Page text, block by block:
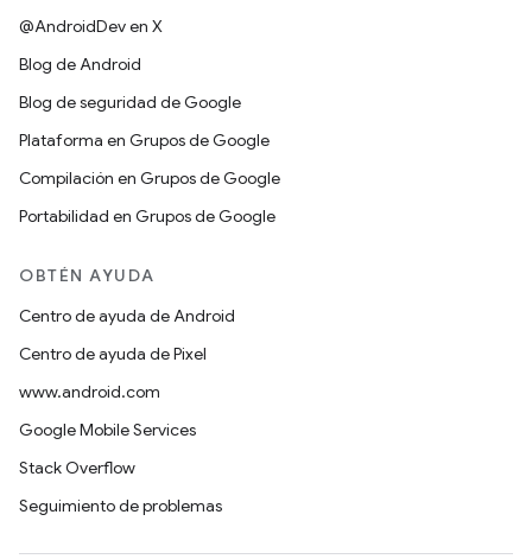
@AndroidDev en X
Blog de Android
Blog de seguridad de Google
Plataforma en Grupos de Google
Compilación en Grupos de Google
Portabilidad en Grupos de Google
OBTÉN AYUDA
Centro de ayuda de Android
Centro de ayuda de Pixel
www.android.com
Google Mobile Services
Stack Overflow
Seguimiento de problemas